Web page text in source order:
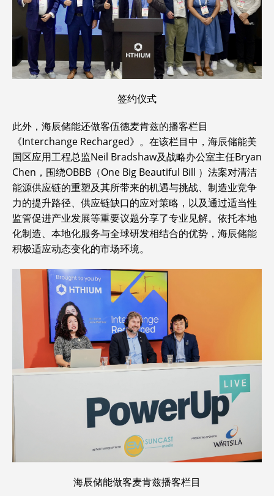
签约仪式
此外，海辰储能还做客伍德麦肯兹的播客栏目
《Interchange Recharged》。在该栏目中，海辰储能美
国区应用工程总监Neil Bradshaw及战略办公室主任Bryan
Chen，围绕OBBB（One Big Beautiful Bill ）法案对清洁
能源供应链的重塑及其所带来的机遇与挑战、制造业竞争
力的提升路径、供应链缺口的应对策略，以及通过适当性
监管促进产业发展等重要议题分享了专业见解。依托本地
化制造、本地化服务与全球研发相结合的优势，海辰储能
积极适应动态变化的市场环境。
海辰储能做客麦肯兹播客栏目